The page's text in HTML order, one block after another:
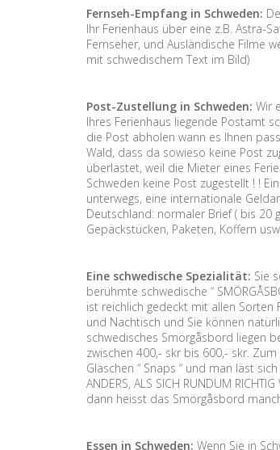
Fernseh-Empfang in Schweden:
Ihr Ferienhaus über eine z.B. Astra-
Fernseher, und Ausländische Filme
mit schwedischem Text im Bild)
Post-Zustellung in Schweden: Wir
Ihres Ferienhaus liegende Postamt
die Post abholen wann es Ihnen
Wald, dass da sowieso keine Post
überlastet, weil die Mieter eines
Schweden keine Post zugestellt ! !
unterwegs, eine internationale
Deutschland: normaler Brief ( bis 20
Gepäckstücken, Paketen, Koffern
Eine schwedische Spezialität: Sie
berühmte schwedische “
ist reichlich gedeckt mit allen Sorten
und Nachtisch und Sie können
schwedisches Smörgåsbord liegen
zwischen 400,- skr bis 600,- skr.
Gläschen “ Snaps “ und man läst
ANDERS, ALS SICH RUNDUM
dann heisst das Smörgåsbord
Essen in Schweden: Wenn Sie in